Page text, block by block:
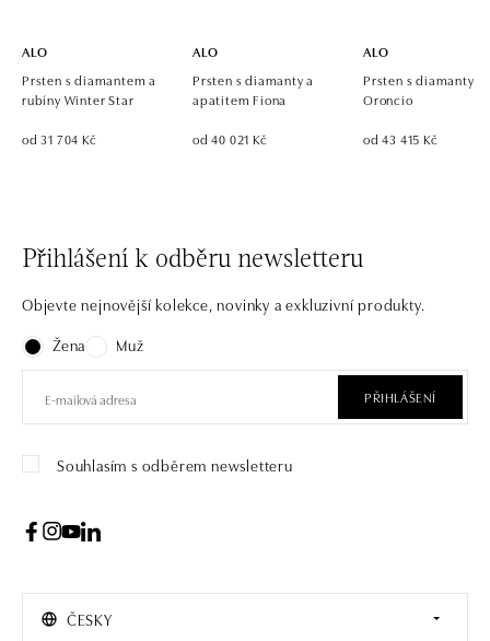
ALO
Prsten s diamantem a
rubíny Winter Star
od 31 704 Kč
ALO
Prsten s diamanty a
apatitem Fiona
od 40 021 Kč
ALO
Prsten s diamanty
Oroncio
od 43 415 Kč
Přihlášení k odběru newsletteru
Objevte nejnovější kolekce, novinky a exkluzivní produkty.
Žena
Muž
PŘIHLÁŠENÍ
Souhlasím s odběrem newsletteru
ČESKY